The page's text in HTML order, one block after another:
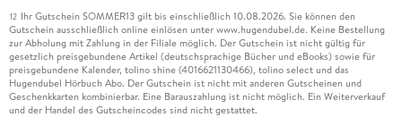
12 Ihr Gutschein SOMMER13 gilt bis einschließlich 10.08.2026. Sie können den
Gutschein ausschließlich online einlösen unter www.hugendubel.de. Keine Bestellung
zur Abholung mit Zahlung in der Filiale möglich. Der Gutschein ist nicht gültig für
gesetzlich preisgebundene Artikel (deutschsprachige Bücher und eBooks) sowie für
preisgebundene Kalender, tolino shine (4016621130466), tolino select und das
Hugendubel Hörbuch Abo. Der Gutschein ist nicht mit anderen Gutscheinen und
Geschenkkarten kombinierbar. Eine Barauszahlung ist nicht möglich. Ein Weiterverkauf
und der Handel des Gutscheincodes sind nicht gestattet.